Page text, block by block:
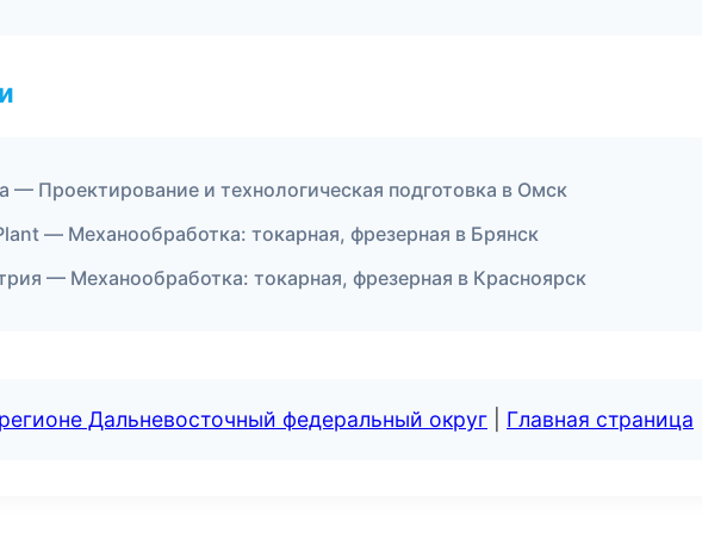
— Проектирование и технологическая подготовка в Омск
— Механообработка: токарная, фрезерная в Брянск
— Механообработка: токарная, фрезерная в Красноярск
Дальневосточный федеральный округ Главная страница